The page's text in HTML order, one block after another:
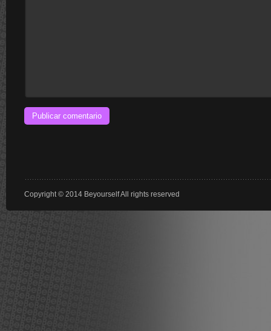
Copyright © 2014 Beyourself All rights reserved